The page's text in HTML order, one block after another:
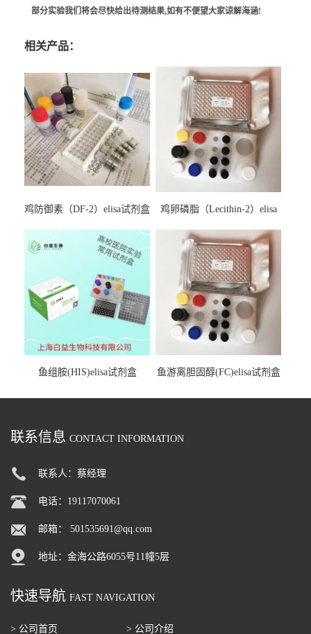
部分实验我们将会尽快给出待测结果,如有不便望大家谅解海涵!
相关产品：
鸡防御素（DF-2）elisa试剂盒
鸡卵磷脂（Lecithin-2）elisa
鱼组胺(HIS)elisa试剂盒 鱼游离胆固醇(FC)elisa试剂盒
联系信息 CONTACT INFORMATION
联系人：蔡经理
电话：19117070061
邮箱： 501535691@qq.com
地址：金海公路6055号11幢5层
快速导航 FAST NAVIGATION
> 公司首页 > 公司介绍